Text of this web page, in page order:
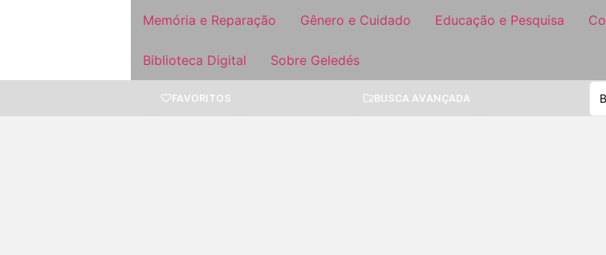
Memória e Reparação Gênero e Cuidado Educação e Pesquisa
Biblioteca Digital Sobre Geledés
FAVORITOS BUSCA AVANÇADA